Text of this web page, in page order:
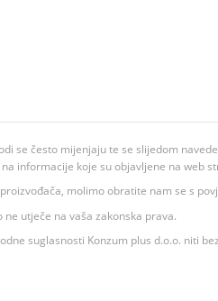
se često mijenjaju te se slijedom
informacije koje su objavljene na web
molimo obratite nam se s
utječe na vaša zakonska prava.
suglasnosti Konzum plus d.o.o. niti